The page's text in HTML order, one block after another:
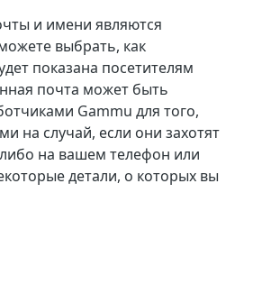
и имени являются
выбрать, как
показана посетителям
почта может быть
Gammu для того,
на случай, если они захотят
на вашем телефон или
детали, о которых вы